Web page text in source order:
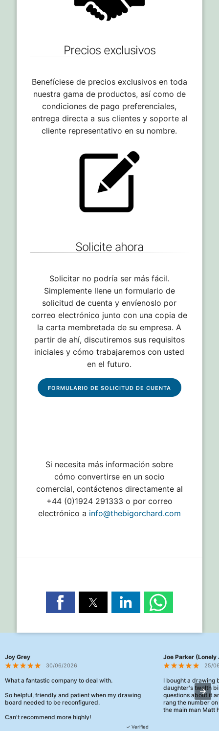
Precios exclusivos
Benefíciese de precios exclusivos en toda
nuestra gama de productos, así como de
condiciones de pago preferenciales,
entrega directa a sus clientes y soporte al
cliente representativo en su nombre.
Solicite ahora
Solicitar no podría ser más fácil.
Simplemente llene un formulario de
solicitud de cuenta y envíenoslo por
correo electrónico junto con una copia de
la carta membretada de su empresa. A
partir de ahí, discutiremos sus requisitos
iniciales y cómo trabajaremos con usted
en el futuro.
FORMULARIO DE SOLICITUD DE CUENTA
Si necesita más información sobre
cómo convertirse en un socio
comercial, contáctenos directamente al
+44 (0)1924 291333 o por correo
electrónico a info@thebigorchard.com
Joy Grey
30/06/2026
What a fantastic company to deal with.
So helpful, friendly and patient when my drawing
board needed to be reconfigured.
Can't recommend more highly!
✓ Verified
Joe Parker (Lonely
25/
I bought a drawing
daughter's twelth
questions about it
rang the number
the main man Matt